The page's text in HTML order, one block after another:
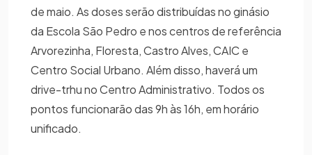
de maio. As doses serão distribuídas no ginásio
da Escola São Pedro e nos centros de referência
Arvorezinha, Floresta, Castro Alves, CAIC e
Centro Social Urbano. Além disso, haverá um
drive-trhu no Centro Administrativo. Todos os
pontos funcionarão das 9h às 16h, em horário
unificado.